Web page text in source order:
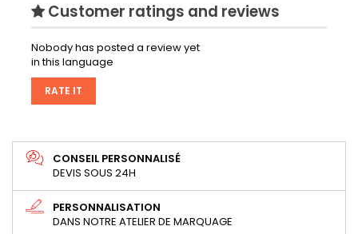
Customer ratings and reviews
Nobody has posted a review yet
in this language
RATE IT
CONSEIL PERSONNALISÉ
DEVIS SOUS 24H
PERSONNALISATION
DANS NOTRE ATELIER DE MARQUAGE